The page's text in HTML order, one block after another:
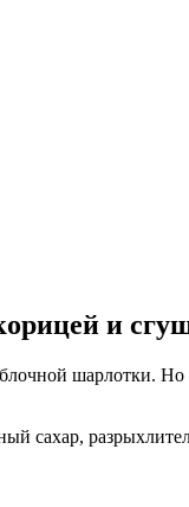
и
шарлотки. Но
сахар,